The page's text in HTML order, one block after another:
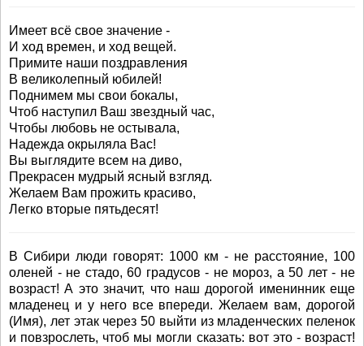
Имеет всё свое значение -
И ход времен, и ход вещей.
Примите наши поздравления
В великолепный юбилей!
Поднимем мы свои бокалы,
Чтоб наступил Ваш звездный час,
Чтобы любовь не остывала,
Надежда окрыляла Вас!
Вы выглядите всем на диво,
Прекрасен мудрый ясный взгляд.
Желаем Вам прожить красиво,
Легко вторые пятьдесят!
В Сибири люди говорят: 1000 км - не расстояние, 100
оленей - не стадо, 60 градусов - не мороз, а 50 лет - не
возраст! А это значит, что наш дорогой именинник еще
младенец и у него все впереди. Желаем вам, дорогой
(Имя), лет этак через 50 выйти из младенческих пеленок
и повзрослеть, чтоб мы могли сказать: вот это - возраст!